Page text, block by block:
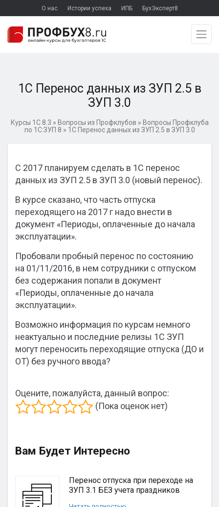
О нас Истории успеха ИПБ БухЭксперт8
1С Перенос данных из ЗУП 2.5 в
ЗУП 3.0
Курсы 1С 8.3 » Вопросы из Профклубов » Вопросы Профклуба
по 1С:ЗУП 8 » 1С Перенос данных из ЗУП 2.5 в ЗУП 3.0
С 2017 планируем сделать в 1С перенос
данных из ЗУП 2.5 в ЗУП 3.0 (новый перенос).
В курсе сказано, что часть отпуска
переходящего на 2017 г надо внести в
документ «Периоды, оплаченные до начала
эксплуатации».
Пробовали пробный перенос по состоянию
на 01/11/2016, в нем сотрудники с отпуском
без содержания попали в документ
«Периоды, оплаченные до начала
эксплуатации».
Возможно информация по курсам немного
неактуально и последние релизы 1С ЗУП
могут переносить переходящие отпуска (ДО и
ОТ) без ручного ввода?
Оцените, пожалуйста, данный вопрос:
(Пока оценок нет)
Вам Будет Интересно
Перенос отпуска при переходе на
ЗУП 3.1 БЕЗ учета праздников